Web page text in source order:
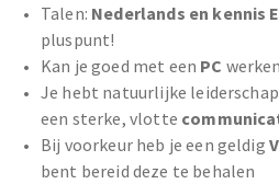
Talen: Nederlands en kennis
pluspunt!
Kan je goed met een PC
Je hebt natuurlijke
een sterke, vlotte
Bij voorkeur heb je een geldig
bent bereid deze te behalen